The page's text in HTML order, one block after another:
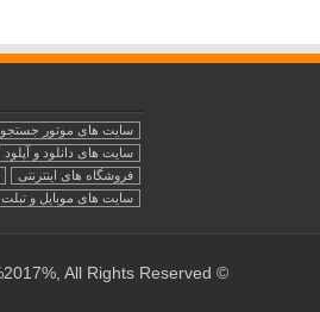
سایت های موتور جستجو
سایت های دانلود و آپلود
فروشگاه های اینترنتی
سایت های موبایل و تبلت
© Copyright %2017%, All Rights Reserved